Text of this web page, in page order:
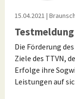
15.04.2021 |
Testmeldung
Die Förderung
Ziele des TTVN,
Erfolge ihre
Leistungen auf